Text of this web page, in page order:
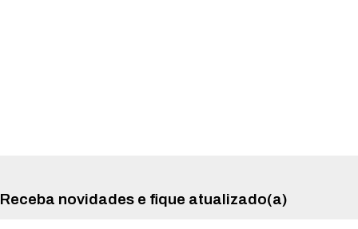
Receba novidades e fique atualizado(a)